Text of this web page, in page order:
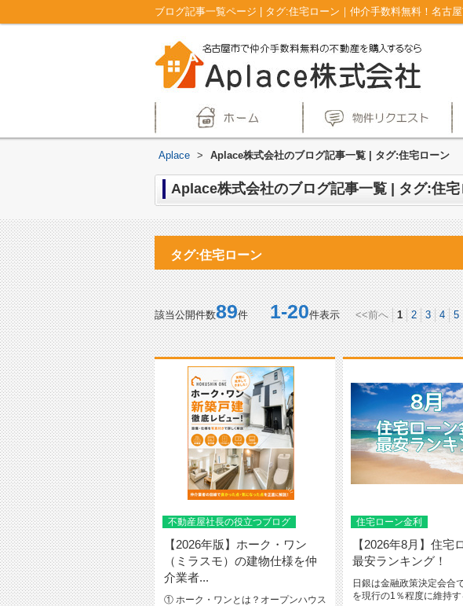
ブログ記事一覧ページ | タグ:住宅ローン｜仲介手数料無料！名古
Aplace > Aplace株式会社のブログ記事一覧 | タグ:住宅ローン
Aplace株式会社のブログ記事一覧 | タグ:住宅
タグ:住宅ローン
該当公開件数89件1-20件表示 <<前へ 1 2 3 4 5
不動産屋社長の役立つブログ
【2026年版】ホーク・ワン
（ミラスモ）の建物仕様を仲
介業者...
① ホーク・ワンとは？オープンハウス
住宅ローン金利
【2026年8月】住宅
最安ランキング！
日銀は金融政策決定会合
を現行の1％程度に維持